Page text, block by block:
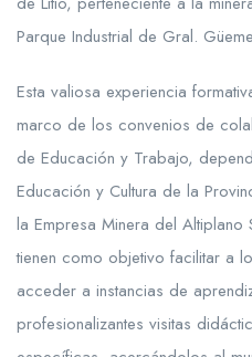
Parque Industrial de Gral.
Esta valiosa experiencia
marco de los convenios de
de Educación y Trabajo,
Educación y Cultura de la
la Empresa Minera del
tienen como objetivo facilitar a
acceder a instancias de
profesionalizantes visitas